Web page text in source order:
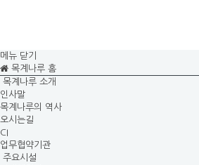
메뉴 닫기
목계나루 홈
목계나루 소개
인사말
목계나루의 역사
오시는길
CI
업무협약기관
주요시설